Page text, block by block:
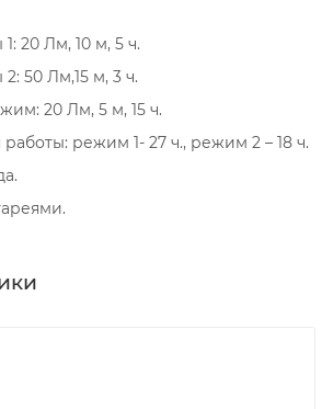
20 Лм, 10 м, 5 ч.
50 Лм,15 м, 3 ч.
20 Лм, 5 м, 15 ч.
режим 1- 27 ч., режим 2 – 18 ч.